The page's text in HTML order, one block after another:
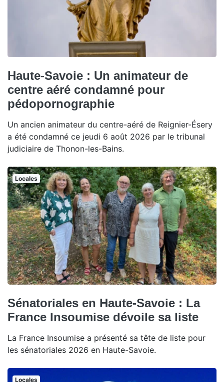
Haute-Savoie : Un animateur de
centre aéré condamné pour
pédopornographie
Un ancien animateur du centre-aéré de Reignier-Ésery
a été condamné ce jeudi 6 août 2026 par le tribunal
judiciaire de Thonon-les-Bains.
Locales
Sénatoriales en Haute-Savoie : La
France Insoumise dévoile sa liste
La France Insoumise a présenté sa tête de liste pour
les sénatoriales 2026 en Haute-Savoie.
Locales